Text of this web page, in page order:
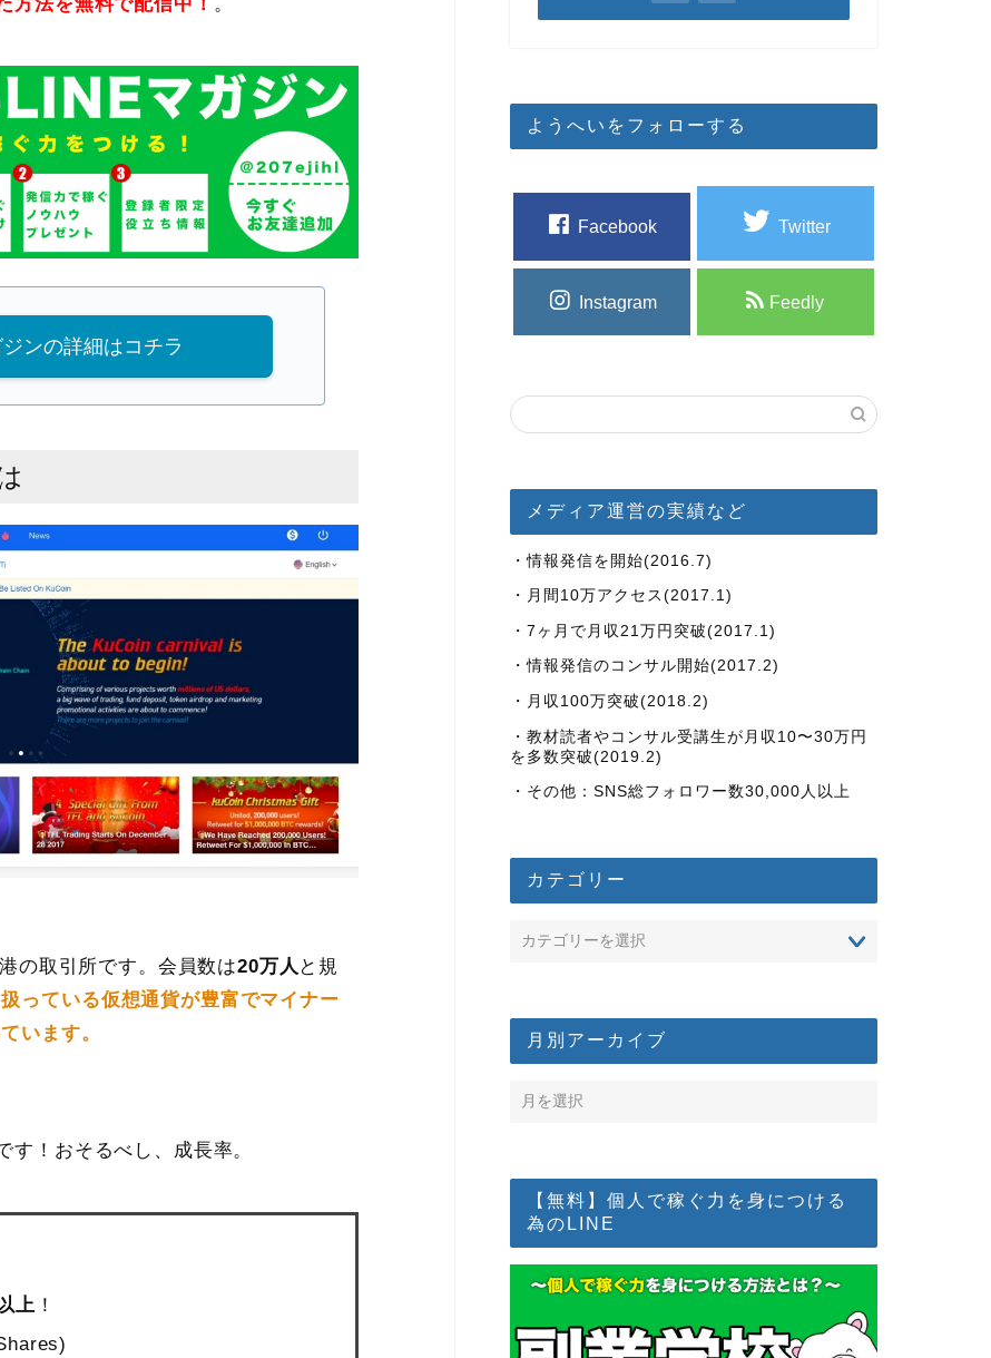
ンの詳細はコチラ
の取引所です。会員数は20万人 と規
扱っている仮想通貨が豊富でマイナー
います。
！おそるべし、成長率。
上 ！
ようへいをフォローする
Facebook Twitter
Instagram Feedly
メディア運営の実績など
・情報発信を開始(2016.7)
・月間10万アクセス(2017.1)
・7ヶ月で月収21万円突破(2017.1)
・情報発信のコンサル開始(2017.2)
・月収100万突破(2018.2)
・教材読者やコンサル受講生が月収10〜30万円
を多数突破(2019.2)
・その他：SNS総フォロワー数30,000人以上
カテゴリー
月別アーカイブ
【無料】個人で稼ぐ力を身につける
為のLINE